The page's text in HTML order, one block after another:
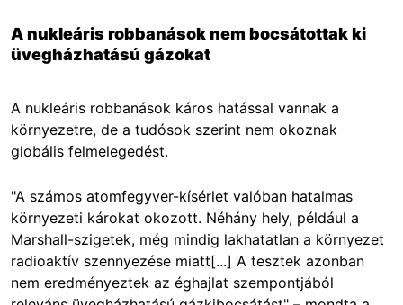
A nukleáris robbanások nem bocsátottak ki
üvegházhatású gázokat
A nukleáris robbanások káros hatással vannak a
környezetre, de a tudósok szerint nem okoznak
globális felmelegedést.
"A számos atomfegyver-kísérlet valóban hatalmas
környezeti károkat okozott. Néhány hely, például a
Marshall-szigetek, még mindig lakhatatlan a környezet
radioaktív szennyezése miatt[...] A tesztek azonban
nem eredményeztek az éghajlat szempontjából